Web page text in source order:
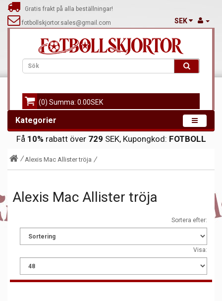
Gratis frakt på alla beställningar!
fotbollskjortor.sales@gmail.com
SEK
(0) Summa: 0.00SEK
Kategorier
Få 10% rabatt över 729 SEK, Kupongkod: FOTBOLL
Alexis Mac Allister tröja
Alexis Mac Allister tröja
Sortera efter:
Visa: